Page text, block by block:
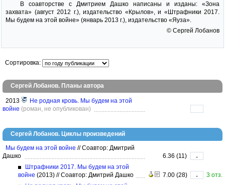
В соавторстве с Дмитрием Дашко написаны и изданы: «Зона
захвата» (август 2012 г.), издательство «Крылов», и «Штрафники 2017.
Мы будем на этой войне» (январь 2013 г.), издательство «Яуза».
© Сергей Лобанов
Сортировка:
Сергей Лобанов. Планы автора
2013
Не родная кровь. Мы будем на этой
войне (роман, не опубликован)
Сергей Лобанов. Циклы произведений
Мы будем на этой войне //Соавтор: Дмитрий
Дашко
6.36 (11)
-
Штрафники 2017. Мы будем на этой
войне (2013) //Соавтор: Дмитрий Дашко 7.00 (28) -
3 отз.